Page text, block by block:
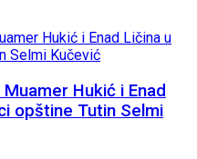
Hukić i Enad
opštine Tutin Selmi